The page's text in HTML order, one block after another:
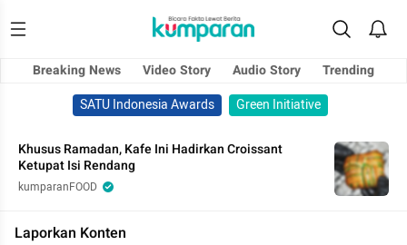
Breaking News Video Story Audio Story
Trending
SATU Indonesia Awards
Green Initiative
Khusus Ramadan, Kafe Ini Hadirkan Croissant
Ketupat Isi Rendang
kumparanFOOD
Laporkan Konten